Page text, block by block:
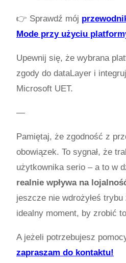
👉 Sprawdź mój
Mode przy użyciu
Upewnij się, że wybrana
zgody do dataLayer i
Microsoft UET.
—
Pamiętaj, że zgodność z
obowiązek. To sygnał, że
użytkownika serio – a to w
realnie wpływa na
jeszcze nie wdrożyłeś
idealny moment, by zrobić
A jeżeli potrzebujesz
zapraszam do kontaktu!